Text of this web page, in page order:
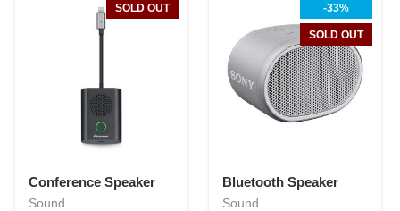
SOLD OUT
Conference Speaker
Sound
-33%
SOLD OUT
Bluetooth Speaker
Sound